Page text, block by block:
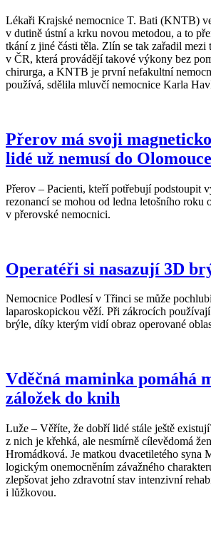
Lékaři Krajské nemocnice T. Bati (KNTB)
v dutině ústní a krku novou metodou, a to
tkání z jiné části těla. Zlín se tak zařadil
v ČR, která provádějí takové výkony bez
chirurga, a KNTB je první nefakultní
používá, sdělila mluvčí nemocnice Karla
Přerov má svoji
lidé už nemusí do Olomouce
Přerov – Pacienti, kteří potřebují podstoupit
rezonancí se mohou od ledna letošního roku
v přerovské nemocnici.
Operatéři si nasazují 3D
Nemocnice Podlesí v Třinci se může
laparoskopickou věží. Při zákrocích
brýle, díky kterým vidí obraz operované
Vděčná maminka pomáhá
záložek do knih
Luže – Věříte, že dobří lidé stále ještě
z nich je křehká, ale nesmírně cílevědomá
Hromádková. Je matkou dvacetiletého syna
logickým onemocněním závažného
zlepšovat jeho zdravotní stav intenzivní
i lůžkovou.